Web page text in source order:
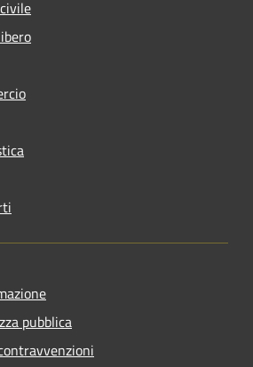
pubblica